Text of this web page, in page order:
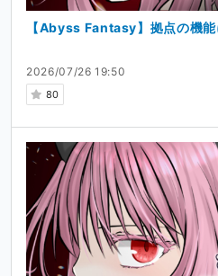
制作中のゲーム
★複数の物語が交錯するハック
2026/07/26 19:50
80
【Abyss Fantasy】拠点の機能